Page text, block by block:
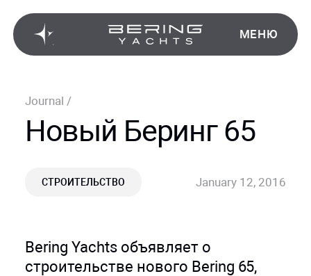
МЕНЮ
Journal /
Новый Беринг 65
СТРОИТЕЛЬСТВО January 12, 2016
Bering Yachts объявляет о
строительстве нового Bering 65,